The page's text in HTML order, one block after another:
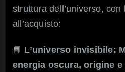
struttura dell’universo, con
all’acquisto:
📘 L’universo invisibile:
energia oscura, origine